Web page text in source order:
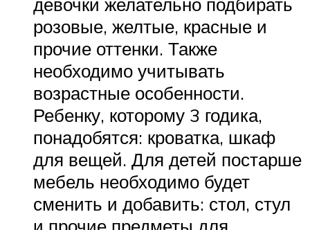
розовые, желтые, красные и
прочие оттенки. Также
необходимо учитывать
возрастные особенности.
Ребенку, которому 3 годика,
понадобятся: кроватка, шкаф
для вещей. Для детей постарше
мебель необходимо будет
сменить и добавить: стол, стул